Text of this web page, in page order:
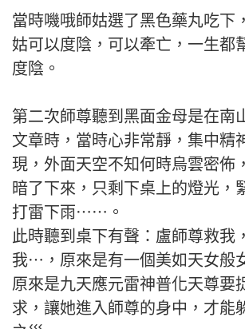
當時嘰哦師姑選了黑色藥丸吃下
姑可以度陰，可以牽亡，一生都
度陰。
第二次師尊聽到黑面金母是在南
文章時，當時心非常靜，集中精
現，外面天空不知何時烏雲密佈
暗了下來，只剩下桌上的燈光，
打雷下雨⋯⋯。
此時聽到桌下有聲：盧師尊救我
我⋯，原來是有一個美如天女般
原來是九天應元雷神普化天尊要
求，讓她進入師尊的身中，才能